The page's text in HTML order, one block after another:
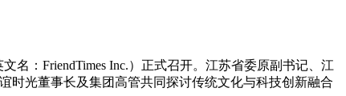
：FriendTimes Inc.）正式召开。江苏省委原副书记、江
时光董事长及集团高管共同探讨传统文化与科技创新融合